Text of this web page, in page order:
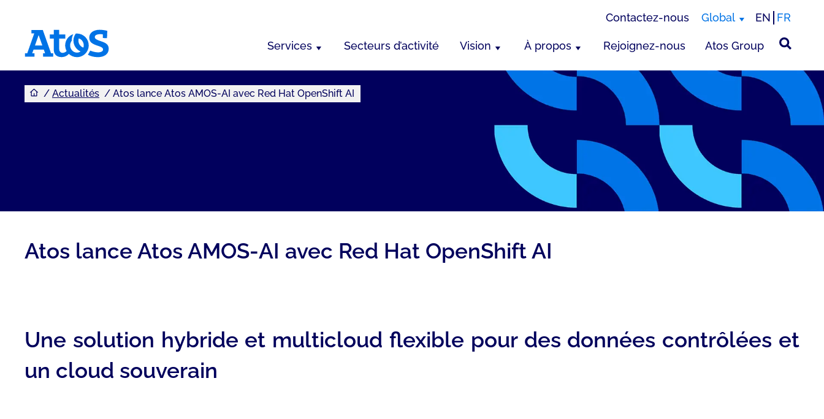
Contactez-nous Global EN FR
Services Secteurs d’activité Vision À propos Rejoignez-nous Atos Group
Vous êtes ici
Actualités Atos lance Atos AMOS-AI avec Red Hat OpenShift AI
Atos lance Atos AMOS-AI avec Red Hat OpenShift AI
Une solution hybride et multicloud flexible pour des données contrôlées et
un cloud souverain